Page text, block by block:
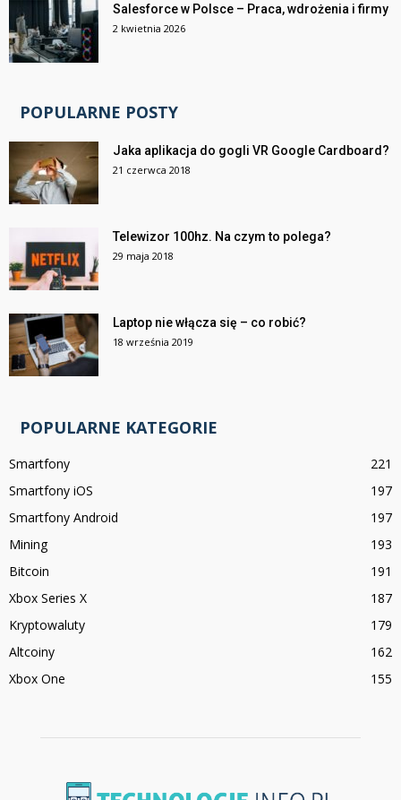
Salesforce w Polsce – Praca, wdrożenia i firmy
2 kwietnia 2026
POPULARNE POSTY
Jaka aplikacja do gogli VR Google Cardboard?
21 czerwca 2018
Telewizor 100hz. Na czym to polega?
29 maja 2018
Laptop nie włącza się – co robić?
18 września 2019
POPULARNE KATEGORIE
Smartfony
221
Smartfony iOS
197
Smartfony Android
197
Mining
193
Bitcoin
191
Xbox Series X
187
Kryptowaluty
179
Altcoiny
162
Xbox One
155